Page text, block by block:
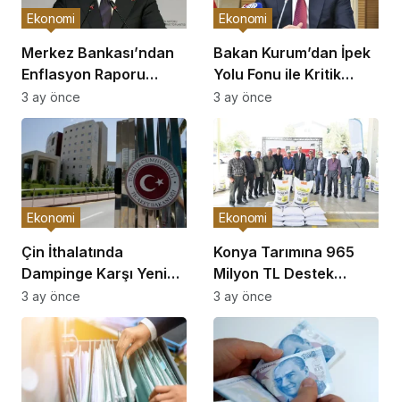
Merkez Bankası’ndan
Enflasyon Raporu
Açıklaması
Ekonomi
3 ay önce
Bakan Kurum’dan İpek
Yolu Fonu ile Kritik
Görüşme
Ekonomi
3 ay önce
Çin İthalatında
Dampinge Karşı Yeni
Önlemler!
Ekonomi
3 ay önce
Konya Tarımına 965
Milyon TL Destek
Açıklaması
Ekonomi
3 ay önce